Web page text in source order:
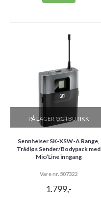
PÅ LAGER OG I BUTIKK
Sennheiser SK-XSW-A Range,
Trådløs Sender/Bodypack med
Mic/Line inngang
Vare nr. 507322
1.799,-